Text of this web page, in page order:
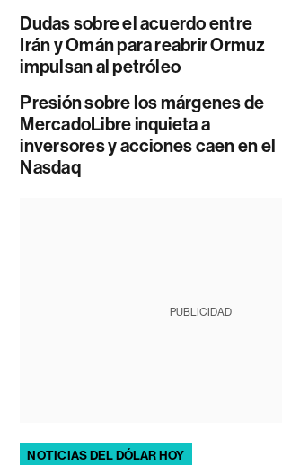
Dudas sobre el acuerdo entre
Irán y Omán para reabrir Ormuz
impulsan al petróleo
Presión sobre los márgenes de
MercadoLibre inquieta a
inversores y acciones caen en el
Nasdaq
PUBLICIDAD
NOTICIAS DEL DÓLAR HOY